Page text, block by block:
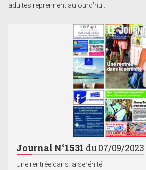
adultes reprennent aujourd’hui.
Journal N°1531 du 07/09/2023
Une rentrée dans la serénité